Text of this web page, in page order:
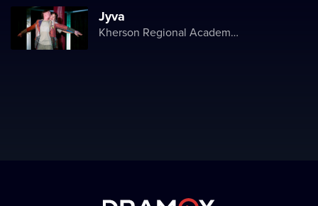
Jyva
Kherson Regional Academic Music and Drama Theater named after Mykola Kulish